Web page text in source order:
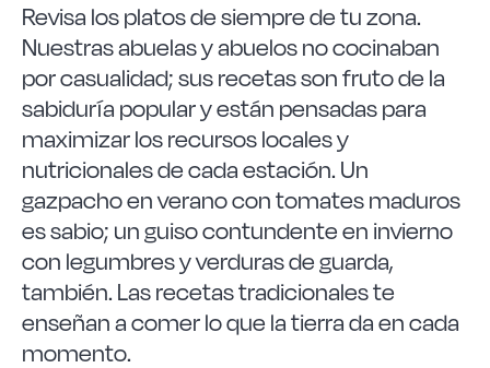
Revisa los platos de siempre de tu zona.
Nuestras abuelas y abuelos no cocinaban
por casualidad; sus recetas son fruto de la
sabiduría popular y están pensadas para
maximizar los recursos locales y
nutricionales de cada estación. Un
gazpacho en verano con tomates maduros
es sabio; un guiso contundente en invierno
con legumbres y verduras de guarda,
también. Las recetas tradicionales te
enseñan a comer lo que la tierra da en cada
momento.